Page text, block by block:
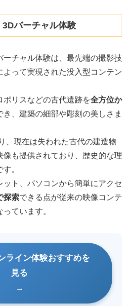
バーチャル体験
ーチャル体験は、最先端の撮影技
って実現された没入型コンテン
リスなどの古代遺跡を全方位か
き、建築の細部や彫刻の美しさま
、現在は失われた古代の建造物
像も提供されており、歴史的な理
。
ット、パソコンから簡単にアクセ
探索できる点が従来の映像コンテ
ています。
ライン体験おすすめを
見る